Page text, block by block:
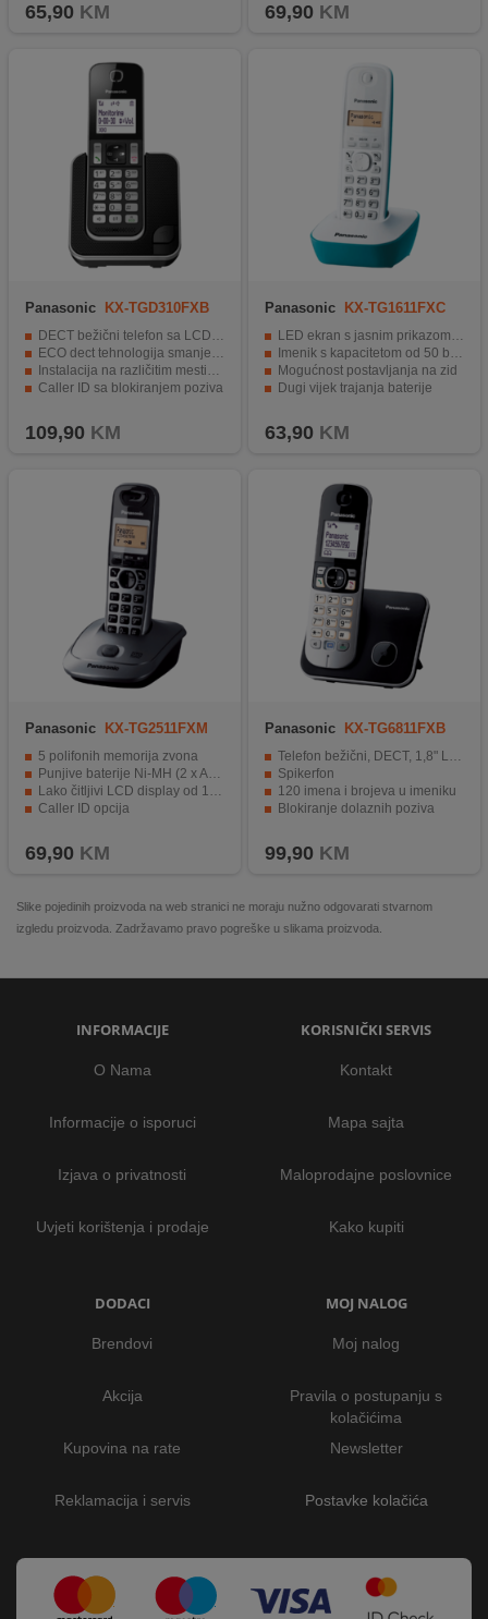
65,90 KM 69,90 KM
Panasonic KX-TGD310FXB
DECT bežični telefon sa LCD displayem
ECO dect tehnologija smanjenog zračenja
Instalacija na različitim mestima
Caller ID sa blokiranjem poziva
109,90 KM
Panasonic KX-TG1611FXC
LED ekran s jasnim prikazom vremena i datuma
Imenik s kapacitetom od 50 brojeva
Mogućnost postavljanja na zid
Dugi vijek trajanja baterije
63,90 KM
Panasonic KX-TG2511FXM
5 polifonih memorija zvona
Punjive baterije Ni-MH (2 x AAA )
Lako čitljivi LCD display od 1,4 inča
Caller ID opcija
69,90 KM
Panasonic KX-TG6811FXB
Telefon bežični, DECT, 1,8" LCD display
Spikerfon
120 imena i brojeva u imeniku
Blokiranje dolaznih poziva
99,90 KM
Slike pojedinih proizvoda na web stranici ne moraju nužno odgovarati stvarnom
izgledu proizvoda. Zadržavamo pravo pogreške u slikama proizvoda.
INFORMACIJE
O Nama
Informacije o isporuci
Izjava o privatnosti
Uvjeti korištenja i prodaje
KORISNIČKI SERVIS
Kontakt
Mapa sajta
Maloprodajne poslovnice
Kako kupiti
DODACI
Brendovi
Akcija
Kupovina na rate
Reklamacija i servis
MOJ NALOG
Moj nalog
Pravila o postupanju s
kolačićima
Newsletter
Postavke kolačića